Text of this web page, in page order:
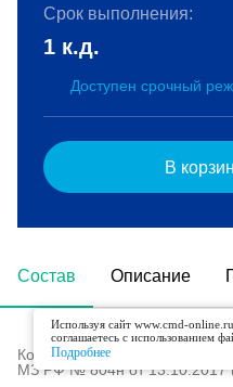
Состав Описание
Код в номенклатуре
МЗ РФ № 804н от 13.10.2017
Срок выполнения:
1 к.д.
Доступен срочный
В
Используя сайт www.cmd-
соглашаетесь с использованием
Подробнее